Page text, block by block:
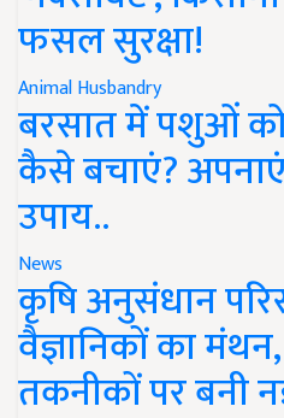
फसल सुरक्षा!
Animal Husbandry
बरसात में पशुओं को
कैसे बचाएं?
उपाय..
News
कृषि अनुसंधान
वैज्ञानिकों का
तकनीकों पर बनी